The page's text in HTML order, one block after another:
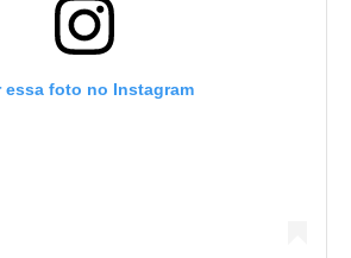
essa foto no Instagram